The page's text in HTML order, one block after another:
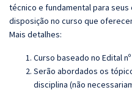
técnico e fundamental para
disposição no curso que
Mais detalhes:
Curso baseado no Edital
Serão abordados os
disciplina (não